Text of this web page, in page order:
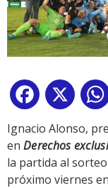
Facebook
X
Ignacio Alonso,
en Derechos
la partida al
próximo viernes